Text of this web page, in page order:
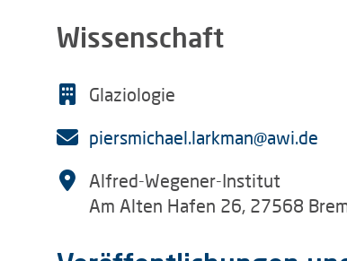
Wissenschaft
Glaziologie
piersmichael.larkman@awi.de
Alfred-Wegener-Institut
Am Alten Hafen 26, 27568